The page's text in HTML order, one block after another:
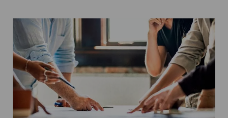
Proposer un projet ">